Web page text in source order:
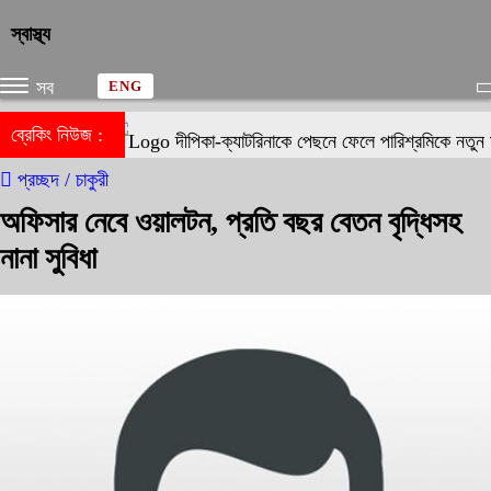
স্বাস্থ্য
সব ENG
ব্রেকিং নিউজ :
দীপিকা-ক্যাটরিনাকে পেছনে ফেলে পারিশ্রমিকে নতুন
প্রচ্ছদ / চাকুরী
অফিসার নেবে ওয়ালটন, প্রতি বছর বেতন বৃদ্ধিসহ
নানা সুবিধা